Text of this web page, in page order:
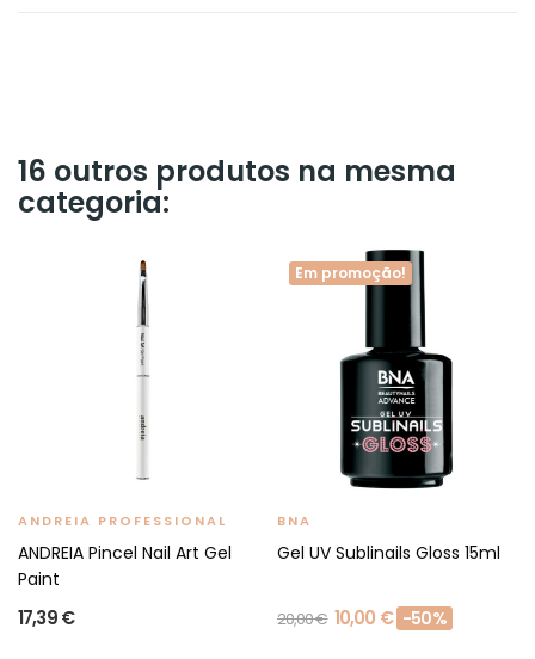
16 outros produtos na mesma
categoria:
ANDREIA PROFESSIONAL
ANDREIA Pincel Nail Art Gel
Paint
17,39 €
Em promoção!
BNA
Gel UV Sublinails Gloss 15ml
20,00 € 10,00 € -50%